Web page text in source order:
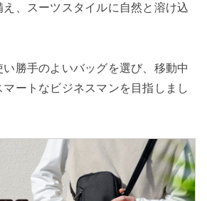
、スーツスタイルに自然と溶け込
勝手のよいバッグを選び、移動中
マートなビジネスマンを目指しまし